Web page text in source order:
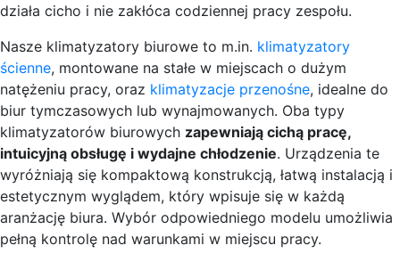
działa cicho i nie zakłóca codziennej pracy zespołu.
Nasze klimatyzatory biurowe to m.in. klimatyzatory
ścienne, montowane na stałe w miejscach o dużym
natężeniu pracy, oraz klimatyzacje przenośne, idealne do
biur tymczasowych lub wynajmowanych. Oba typy
klimatyzatorów biurowych zapewniają cichą pracę,
intuicyjną obsługę i wydajne chłodzenie. Urządzenia te
wyróżniają się kompaktową konstrukcją, łatwą instalacją i
estetycznym wyglądem, który wpisuje się w każdą
aranżację biura. Wybór odpowiedniego modelu umożliwia
pełną kontrolę nad warunkami w miejscu pracy.